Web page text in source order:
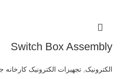
Switch Box Assembly
الکترونیک, تجهیزات الکترونیک